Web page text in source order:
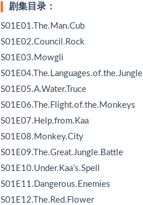
剧集目录：
S01E01.The.Man.Cub
S01E02.Council.Rock
S01E03.Mowgli
S01E04.The.Languages.of.the.Jungle
S01E05.A.Water.Truce
S01E06.The.Flight.of.the.Monkeys
S01E07.Help.from.Kaa
S01E08.Monkey.City
S01E09.The.Great.Jungle.Battle
S01E10.Under.Kaa’s.Spell
S01E11.Dangerous.Enemies
S01E12.The.Red.Flower